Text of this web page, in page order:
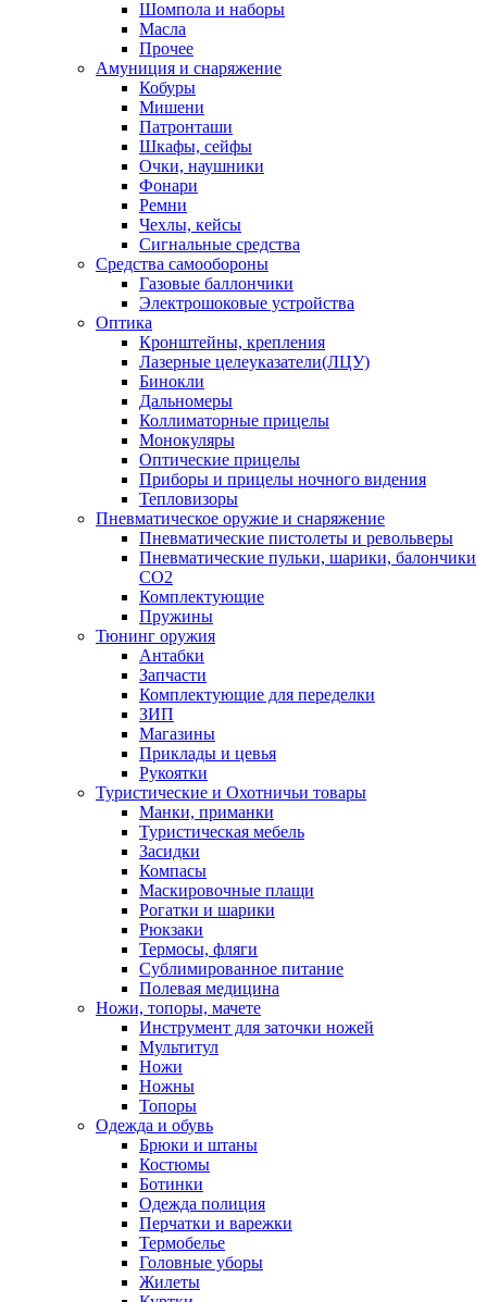
Шомпола и наборы
Масла
Прочее
Амуниция и снаряжение
Кобуры
Мишени
Патронташи
Шкафы, сейфы
Очки, наушники
Фонари
Ремни
Чехлы, кейсы
Сигнальные средства
Средства самообороны
Газовые баллончики
Электрошоковые устройства
Оптика
Кронштейны, крепления
Лазерные целеуказатели(ЛЦУ)
Бинокли
Дальномеры
Коллиматорные прицелы
Монокуляры
Оптические прицелы
Приборы и прицелы ночного видения
Тепловизоры
Пневматическое оружие и снаряжение
Пневматические пистолеты и револьверы
Пневматические пульки, шарики, балончики
CO2
Комплектующие
Пружины
Тюнинг оружия
Антабки
Запчасти
Комплектующие для переделки
ЗИП
Магазины
Приклады и цевья
Рукоятки
Туристические и Охотничьи товары
Манки, приманки
Туристическая мебель
Засидки
Компасы
Маскировочные плащи
Рогатки и шарики
Рюкзаки
Термосы, фляги
Сублимированное питание
Полевая медицина
Ножи, топоры, мачете
Инструмент для заточки ножей
Мультитул
Ножи
Ножны
Топоры
Одежда и обувь
Брюки и штаны
Костюмы
Ботинки
Одежда полиция
Перчатки и варежки
Термобелье
Головные уборы
Жилеты